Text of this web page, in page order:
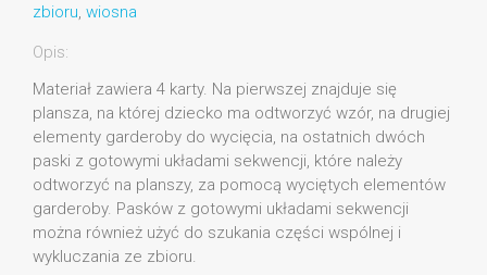
zbioru, wiosna
Opis:
Materiał zawiera 4 karty. Na pierwszej znajduje się
plansza, na której dziecko ma odtworzyć wzór, na drugiej
elementy garderoby do wycięcia, na ostatnich dwóch
paski z gotowymi układami sekwencji, które należy
odtworzyć na planszy, za pomocą wyciętych elementów
garderoby. Pasków z gotowymi układami sekwencji
można również użyć do szukania części wspólnej i
wykluczania ze zbioru.